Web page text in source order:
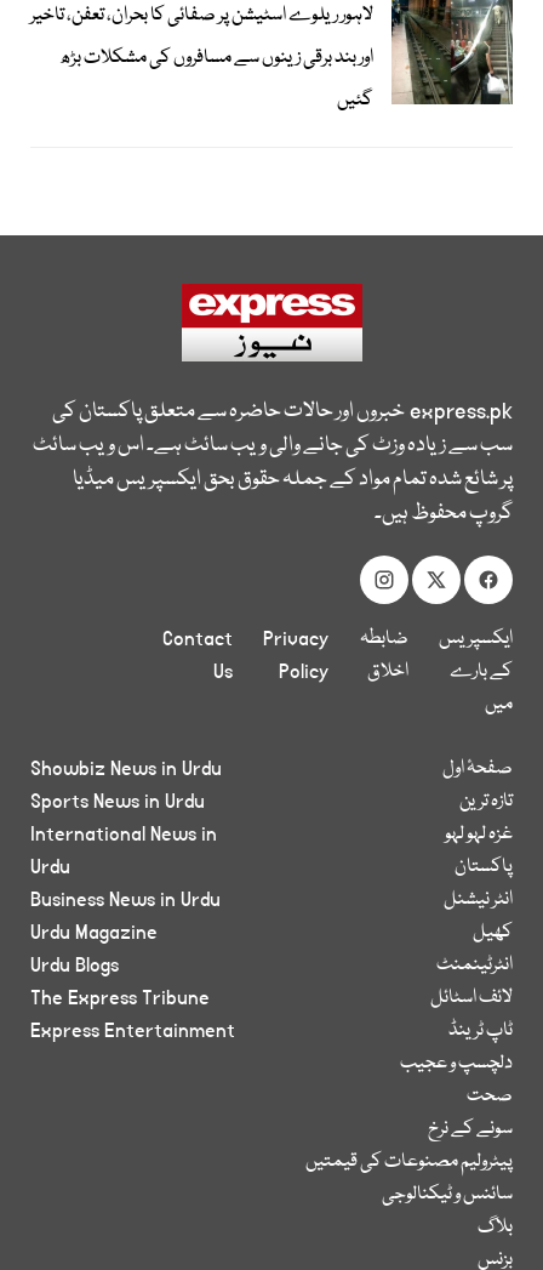
لاہور ریلوے اسٹیشن پر صفائی کا بحران، تعفن، تاخیر
اور بند برقی زینوں سے مسافروں کی مشکلات بڑھ
گئیں
express.pkخبروں اور حالات حاضرہ سے متعلق پاکستان کی
سب سے زیادہ وزٹ کی جانے والی ویب سائٹ ہے۔ اس ویب سائٹ
پر شائع شدہ تمام مواد کے جملہ حقوق بحق ایکسپریس میڈیا
گروپ محفوظ ہیں۔
ایکسپریس
کے بارے
میں
ضابطہ
اخلاق
Privacy
Policy
Contact
Us
صفحۂ اول
تازہ ترین
غزہ لہو لہو
پاکستان
انٹر نیشنل
کھیل
انٹرٹینمنٹ
لائف اسٹائل
ٹاپ ٹرینڈ
دلچسپ و عجیب
صحت
سونے کے نرخ
پیٹرولیم مصنوعات کی قیمتیں
سائنس و ٹیکنالوجی
بلاگ
بزنس
Showbiz News in Urdu
Sports News in Urdu
International News in
Urdu
Business News in Urdu
Urdu Magazine
Urdu Blogs
The Express Tribune
Express Entertainment